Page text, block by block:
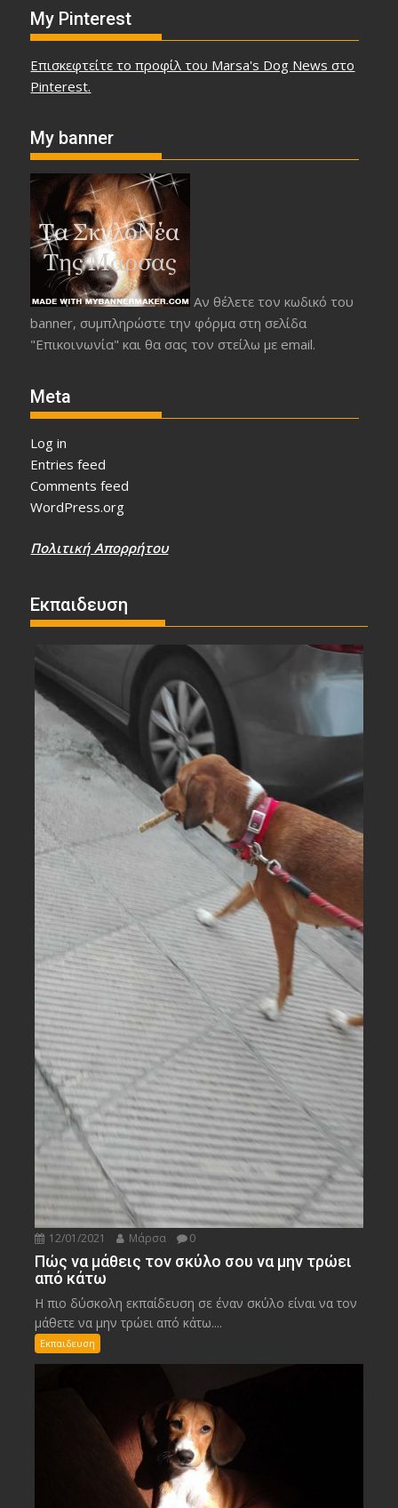
My Pinterest
Επισκεφτείτε το προφίλ του Marsa's Dog News στο
Pinterest.
My banner
Αν θέλετε τον κωδικό του
banner, συμπληρώστε την φόρμα στη σελίδα
"Επικοινωνία" και θα σας τον στείλω με email.
Meta
Log in
Entries feed
Comments feed
WordPress.org
Πολιτική Απορρήτου
Εκπαιδευση
12/01/2021 Μάρσα 0
Πώς να μάθεις τον σκύλο σου να μην τρώει
από κάτω
Η πιο δύσκολη εκπαίδευση σε έναν σκύλο είναι να τον
μάθετε να μην τρώει από κάτω....
Εκπαιδευση